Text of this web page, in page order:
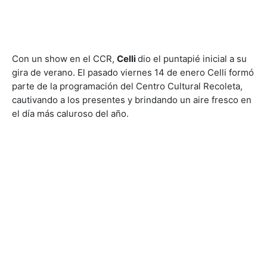
Con un show en el CCR, Cellidio el puntapié inicial a su
gira de verano. El pasado viernes 14 de enero Celli formó
parte de la programación del Centro Cultural Recoleta,
cautivando a los presentes y brindando un aire fresco en
el día más caluroso del año.